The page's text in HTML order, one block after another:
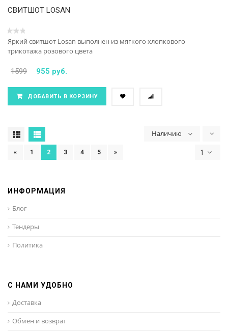
СВИТШОТ LOSAN
Яркий свитшот Losan выполнен из мягкого хлопкового
трикотажа розового цвета
1599 955 руб.
ДОБАВИТЬ В КОРЗИНУ
Наличию
1
« 1 2 3 4 5 »
ИНФОРМАЦИЯ
Блог
Тендеры
Политика
С НАМИ УДОБНО
Доставка
Обмен и возврат